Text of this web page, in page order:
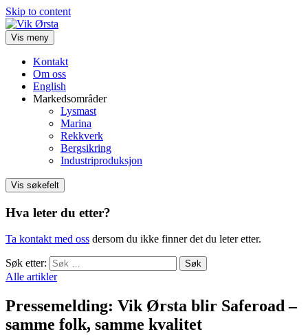
Skip to content
Vis meny
Kontakt
Om oss
English
Markedsområder
Lysmast
Marina
Rekkverk
Bergsikring
Industriproduksjon
Vis søkefelt
Hva leter du etter?
Ta kontakt med oss dersom du ikke finner det du leter etter.
Søk etter:
Alle artikler
Pressemelding: Vik Ørsta blir Saferoad –
samme folk, samme kvalitet